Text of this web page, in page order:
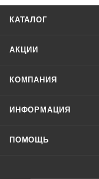
КАТАЛОГ
АКЦИИ
КОМПАНИЯ
ИНФОРМАЦИЯ
ПОМОЩЬ